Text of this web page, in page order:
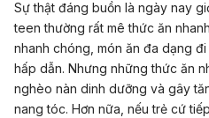
Sự thật đáng buồn là ngày nay
teen thường rất mê thức ăn
nhanh chóng, món ăn đa dạng
hấp dẫn. Nhưng những thức ăn
nghèo nàn dinh dưỡng và gây
nang tóc. Hơn nữa, nếu trẻ cứ